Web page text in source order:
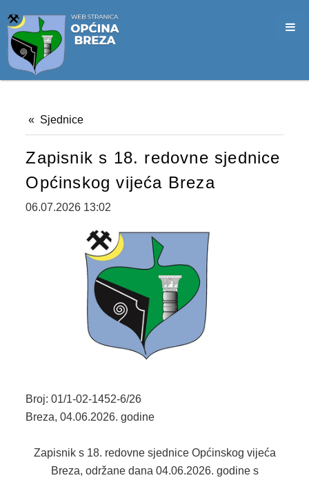
Sjednice
Zapisnik s 18. redovne sjednice
Općinskog vijeća Breza
06.07.2026 13:02
Broj: 01/1-02-1452-6/26
Breza, 04.06.2026. godine
Zapisnik s 18. redovne sjednice Općinskog vijeća
Breza, održane dana 04.06.2026. godine s
OPĆINSKO VIJEĆE
VIJEĆNICI
MATERIJALI
ZAPISNICI
DOKUMENTI
2026. GODINA
2025. GODINA
2024. GODINA
2023. GODINA
2021. GODINA
2019. GODINA